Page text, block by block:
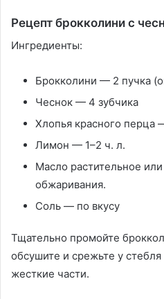
Рецепт брокколини с
Ингредиенты:
Брокколини — 2 пучка
Чеснок — 4 зубчика
Хлопья красного перца
Лимон — 1–2 ч. л.
Масло растительное
обжаривания.
Соль — по вкусу
Тщательно промойте
обсушите и срежьте у
жесткие части.